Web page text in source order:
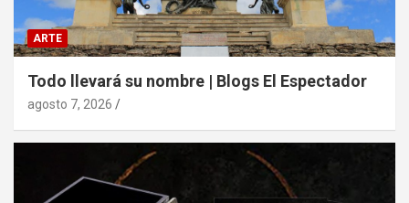
ARTE
Todo llevará su nombre | Blogs El Espectador
agosto 7, 2026